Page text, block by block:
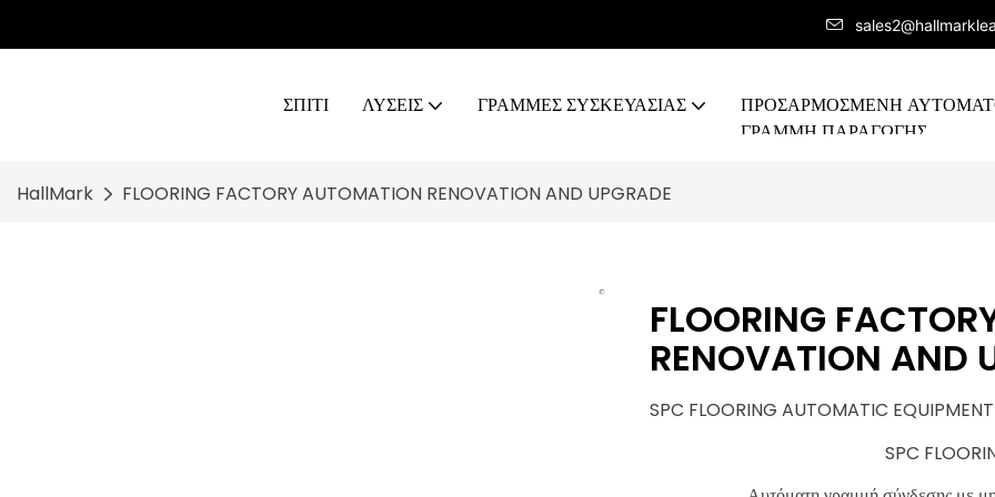
ΣΠΊΤΙ ΛΥΣΕΙΣ ΓΡΑΜΜΕΣ ΣΥΣΚΕΥΑΣΙΑΣ
ΠΡΟΣΑΡΜΟΣΜΈΝΗ
ΓΡΑΜΜΉ ΠΑΡΑΓΩΓΉΣ
HallMark FLOORING FACTORY AUTOMATION RENOVATION AND UPGRADE
FLOORING
RENOVATION AND
SPC FLOORING AUTOMATIC EQUIPMENT
SPC